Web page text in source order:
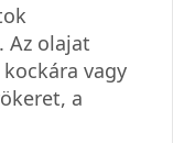
Az olajat
vagy
a